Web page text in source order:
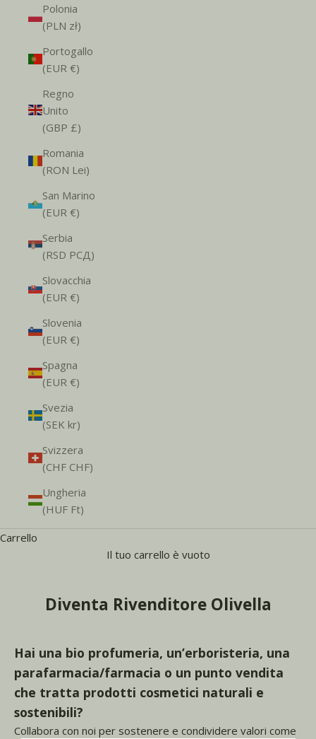
Polonia
(PLN zł)
Portogallo
(EUR €)
Regno
Unito
(GBP £)
Romania
(RON Lei)
San Marino
(EUR €)
Serbia
(RSD РСД)
Slovacchia
(EUR €)
Slovenia
(EUR €)
Spagna
(EUR €)
Svezia
(SEK kr)
Svizzera
(CHF CHF)
Ungheria
(HUF Ft)
Carrello
Il tuo carrello è vuoto
Diventa Rivenditore Olivella
Hai una bio profumeria, un’erboristeria, una
parafarmacia/farmacia o un punto vendita
che tratta prodotti cosmetici naturali e
sostenibili?
Collabora con noi per sostenere e condividere valori come